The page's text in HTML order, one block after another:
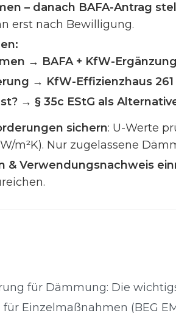
– danach BAFA-Antrag
erst nach Bewilligung.
→ BAFA + KfW-
→ KfW-Effizienzhaus 261
→ § 35c EStG als
sichern: U-Werte
m²K). Nur zugelassene
& Verwendungsnachweis
für Dämmung: Die
für Einzelmaßnahmen (BEG